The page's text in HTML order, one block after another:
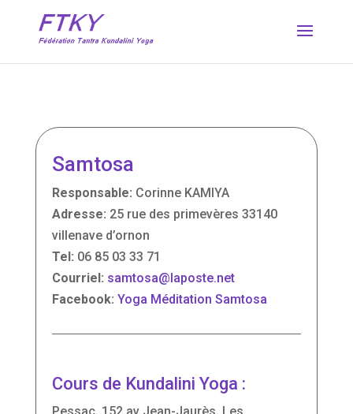
Samtosa
Responsable: Corinne KAMIYA
Adresse: 25 rue des primevères 33140
villenave d’ornon
Tel: 06 85 03 33 71
Courriel: samtosa@laposte.net
Facebook: Yoga Méditation Samtosa
Cours de Kundalini Yoga :